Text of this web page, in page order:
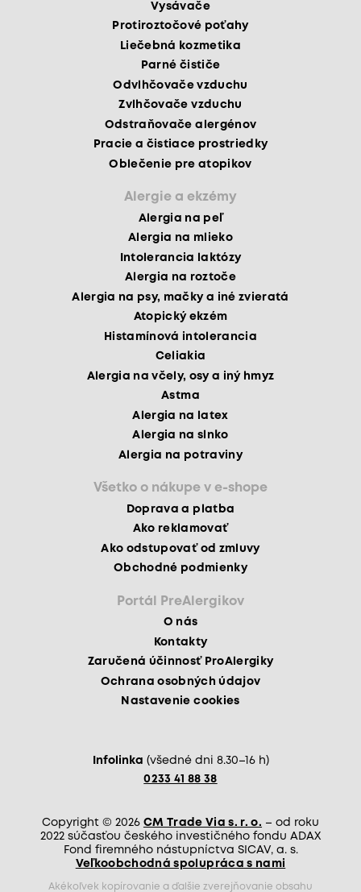
Vysávače
Protiroztočové poťahy
Liečebná kozmetika
Parné čističe
Odvlhčovače vzduchu
Zvlhčovače vzduchu
Odstraňovače alergénov
Pracie a čistiace prostriedky
Oblečenie pre atopikov
Alergie a ekzémy
Alergia na peľ
Alergia na mlieko
Intolerancia laktózy
Alergia na roztoče
Alergia na psy, mačky a iné zvieratá
Atopický ekzém
Histamínová intolerancia
Celiakia
Alergia na včely, osy a iný hmyz
Astma
Alergia na latex
Alergia na slnko
Alergia na potraviny
Všetko o nákupe v e-shope
Doprava a platba
Ako reklamovať
Ako odstupovať od zmluvy
Obchodné podmienky
Portál PreAlergikov
O nás
Kontakty
Zaručená účinnosť ProAlergiky
Ochrana osobných údajov
Nastavenie cookies
Infolinka (všedné dni 8.30–16 h)
0233 41 88 38
Copyright © 2026 CM Trade Via s. r. o. – od roku
2022 súčasťou českého investičného fondu ADAX
Fond firemného nástupníctva SICAV, a. s.
Veľkoobchodná spolupráca s nami
Akékoľvek kopírovanie a ďalšie zverejňovanie obsahu